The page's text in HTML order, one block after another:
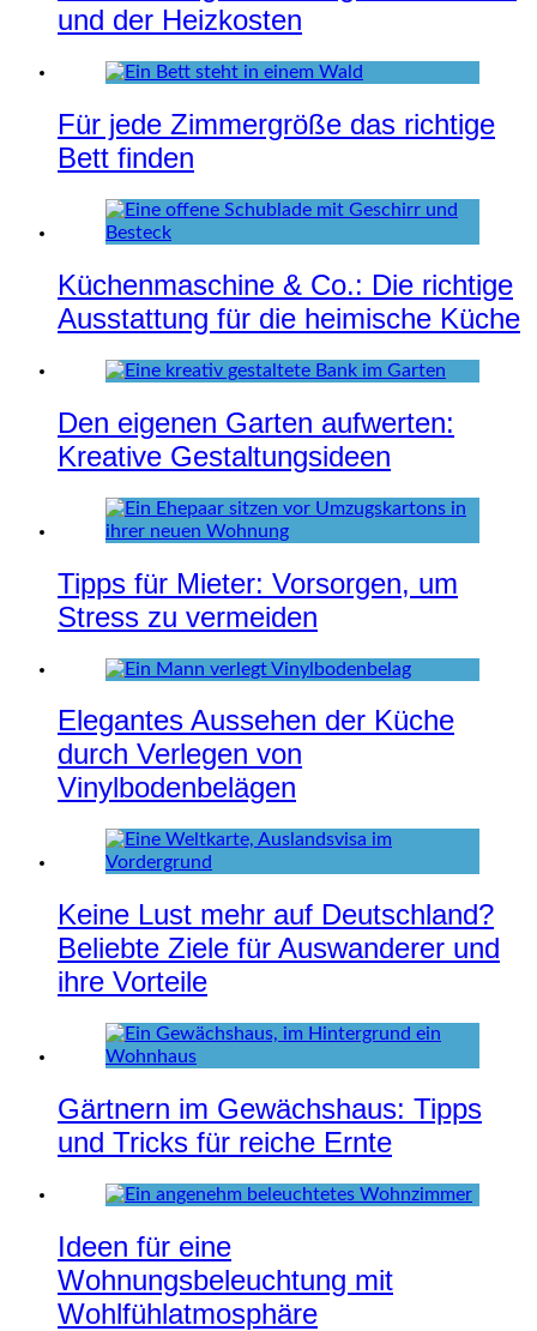
und der Heizkosten
Für jede Zimmergröße das richtige
Bett finden
Küchenmaschine & Co.: Die richtige
Ausstattung für die heimische Küche
Den eigenen Garten aufwerten:
Kreative Gestaltungsideen
Tipps für Mieter: Vorsorgen, um
Stress zu vermeiden
Elegantes Aussehen der Küche
durch Verlegen von
Vinylbodenbelägen
Keine Lust mehr auf Deutschland?
Beliebte Ziele für Auswanderer und
ihre Vorteile
Gärtnern im Gewächshaus: Tipps
und Tricks für reiche Ernte
Ideen für eine
Wohnungsbeleuchtung mit
Wohlfühlatmosphäre